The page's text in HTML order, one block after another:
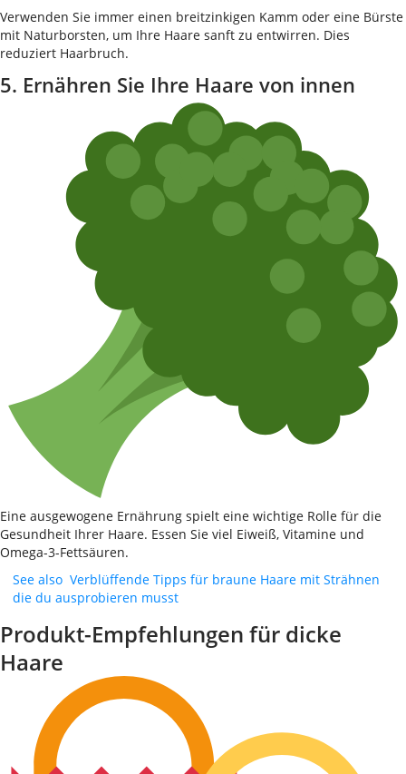
Verwenden Sie immer einen breitzinkigen Kamm oder eine Bürste
mit Naturborsten, um Ihre Haare sanft zu entwirren. Dies
reduziert Haarbruch.
5. Ernähren Sie Ihre Haare von innen
Eine ausgewogene Ernährung spielt eine wichtige Rolle für die
Gesundheit Ihrer Haare. Essen Sie viel Eiweiß, Vitamine und
Omega-3-Fettsäuren.
See also Verblüffende Tipps für braune Haare mit Strähnen
die du ausprobieren musst
Produkt-Empfehlungen für dicke
Haare